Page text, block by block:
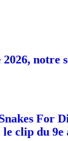
2026, notre
For
le clip du 9e